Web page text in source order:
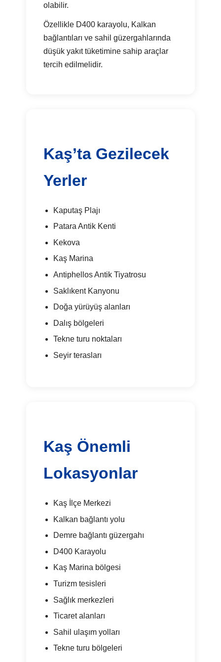
olabilir.
Özellikle D400 karayolu, Kalkan
bağlantıları ve sahil güzergahlarında
düşük yakıt tüketimine sahip araçlar
tercih edilmelidir.
Kaş’ta Gezilecek
Yerler
Kaputaş Plajı
Patara Antik Kenti
Kekova
Kaş Marina
Antiphellos Antik Tiyatrosu
Saklıkent Kanyonu
Doğa yürüyüş alanları
Dalış bölgeleri
Tekne turu noktaları
Seyir terasları
Kaş Önemli
Lokasyonlar
Kaş İlçe Merkezi
Kalkan bağlantı yolu
Demre bağlantı güzergahı
D400 Karayolu
Kaş Marina bölgesi
Turizm tesisleri
Sağlık merkezleri
Ticaret alanları
Sahil ulaşım yolları
Tekne turu bölgeleri